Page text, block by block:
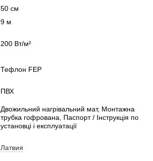
50 см
9 м
200 Вт/м²
Тефлон FEP
ПВХ
Двожильний нагрівальний мат, Монтажна
трубка гофрована, Паспорт / Інструкція по
установці і експлуатації
Латвия